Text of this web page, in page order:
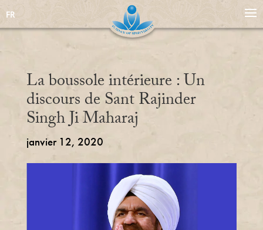
FR
La boussole intérieure : Un
discours de Sant Rajinder
Singh Ji Maharaj
janvier 12, 2020